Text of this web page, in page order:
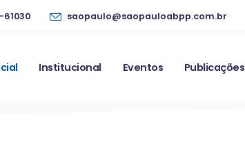
61030 saopaulo@saopauloabpp.com.br
Institucional Eventos Publicações